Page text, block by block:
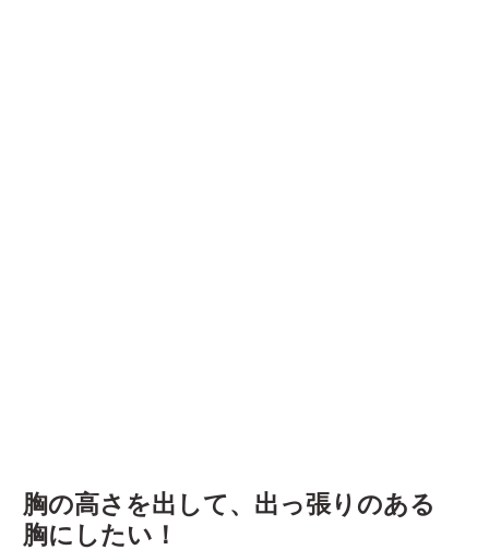
胸の高さを出して、出っ張りのある
胸にしたい！